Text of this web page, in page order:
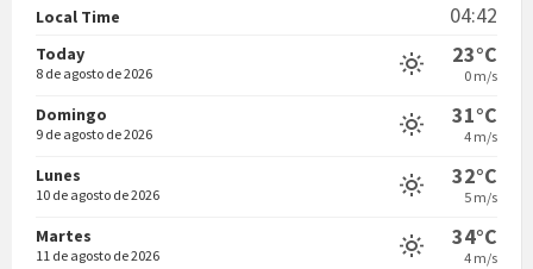
Vermuts a la Font. Hit parit
Local Time 04:42
Today
8 de agosto de 2026
23°C
0 m/s
Domingo
9 de agosto de 2026
31°C
4 m/s
Lunes
10 de agosto de 2026
32°C
5 m/s
Martes
11 de agosto de 2026
34°C
4 m/s